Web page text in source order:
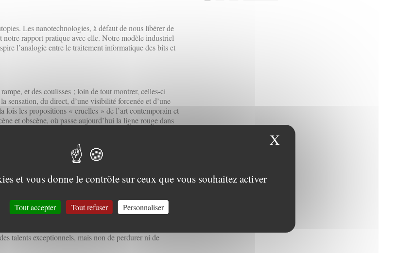
Les nanotechnologies, à défaut de nous libérer de
notre rapport pratique avec elle. Notre modèle industriel
l’analogie entre le traitement informatique des bits et
et des coulisses ; loin de tout montrer, celles-ci
sensation, du direct, d’une visibilité forcenée et d’une
fois les propositions « cruelles » de l’art contemporain et
et obscène, où passe aujourd’hui la ligne rouge dans
?
au quotidien, ses déchirures et ses sutures. Il
Il peut y avoir des accidents heureux. Le jeu de cartes en
de la polémologie1 (science de la guerre, terme inventé
de projet intellectuel incontestable en son
talents exceptionnels, mais non de perdurer ni de
et vous donne le contrôle sur ceux que vous souhaitez activer
Tout accepter Tout refuser Personnaliser
X Masquer le bandeau